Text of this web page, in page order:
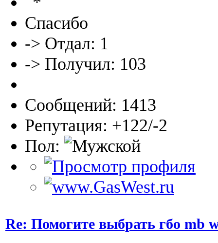
Спасибо
-> Отдал: 1
-> Получил: 103
Сообщений: 1413
Репутация: +122/-2
Пол:
Re: Помогите выбрать гбо mb